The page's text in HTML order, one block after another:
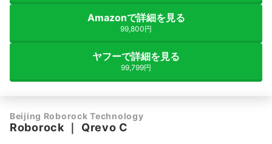
Amazonで詳細を見る
99,800円
ヤフーで詳細を見る
99,799円
Beijing Roborock Technology
Roborock｜ Qrevo C